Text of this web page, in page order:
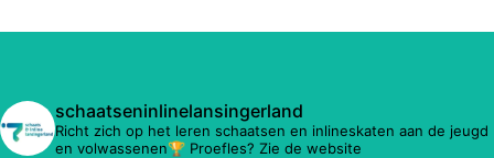
schaatseninlinelansingerland
Richt zich op het leren schaatsen en inlineskaten aan de jeugd
en volwassenen🏆 Proefles? Zie de website